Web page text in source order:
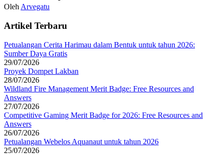
OlehArvegatu
Artikel Terbaru
Petualangan Cerita Harimau dalam Bentuk untuk tahun 2026:
Sumber Daya Gratis
29/07/2026
Proyek Dompet Lakban
28/07/2026
Wildland Fire Management Merit Badge: Free Resources and
Answers
27/07/2026
Competitive Gaming Merit Badge for 2026: Free Resources and
Answers
26/07/2026
Petualangan Webelos Aquanaut untuk tahun 2026
25/07/2026